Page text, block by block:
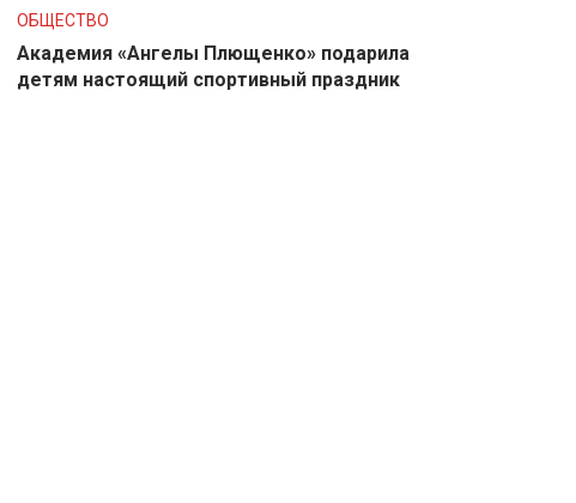
ОБЩЕСТВО
Академия «Ангелы Плющенко» подарила
детям настоящий спортивный праздник